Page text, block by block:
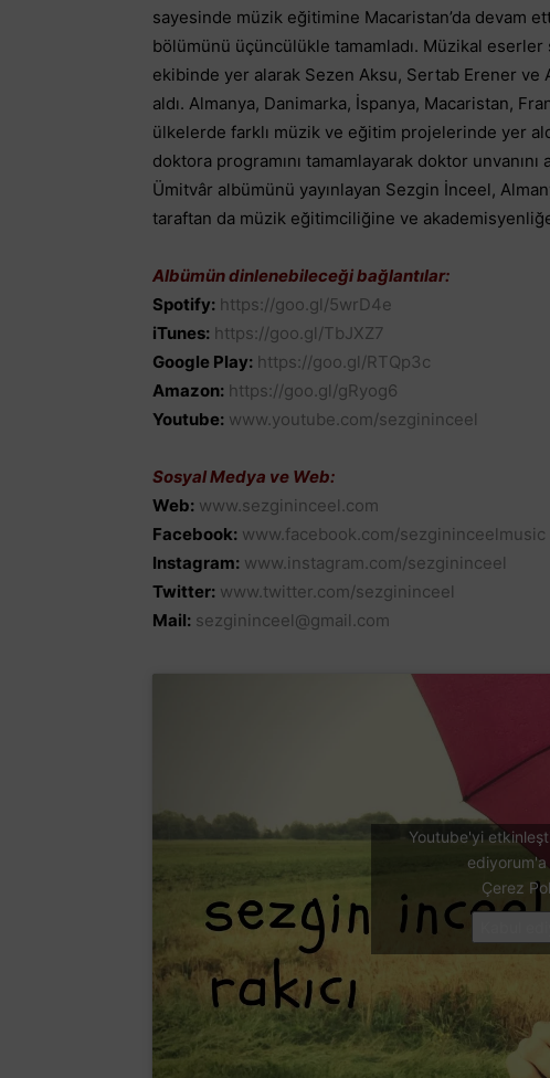
sayesinde müzik eğitimine Macaristan’da devam
bölümünü üçüncülükle tamamladı. Müzikal
ekibinde yer alarak Sezen Aksu, Sertab Erener
aldı. Almanya, Danimarka, İspanya, Macaristan,
ülkelerde farklı müzik ve eğitim projelerinde yer
doktora programını tamamlayarak doktor unvanını
Ümitvâr albümünü yayınlayan Sezgin İnceel,
taraftan da müzik eğitimciliğine ve
Albümün dinlenebileceği bağlantılar:
Spotify: https://goo.gl/5wrD4e
iTunes: https://goo.gl/TbJXZ7
Google Play: https://goo.gl/RTQp3c
Amazon: https://goo.gl/gRyog6
Youtube: www.youtube.com/sezgininceel
Sosyal Medya ve Web:
Web: www.sezgininceel.com
Facebook: www.facebook.com/sezgininceelmusic
Instagram: www.instagram.com/sezgininceel
Twitter: www.twitter.com/sezgininceel
Mail: sezgininceel@gmail.com
Youtube'yi
ediyorum'a
Çerez